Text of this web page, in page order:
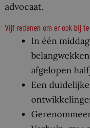
advocaat.
Vijf redenen om er ook bij
In één
afgelopen
Een